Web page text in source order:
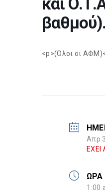
βαθμού).
<p>(Όλοι οι
Απρ
ΕΧΕΙ
ΩΡΑ
1:00